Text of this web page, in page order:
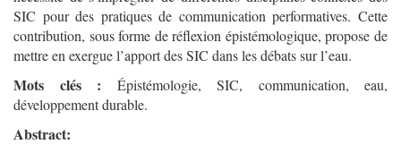
SIC pour des pratiques de communication performatives. Cette
contribution, sous forme de réflexion épistémologique, propose de
mettre en exergue l’apport des SIC dans les débats sur l’eau.
Mots clés : Épistémologie, SIC, communication, eau,
développement durable.
Abstract: